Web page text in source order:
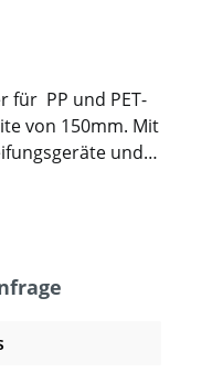
für PP und PET-
von 150mm. Mit
und
geeignet. Der
Umreifen